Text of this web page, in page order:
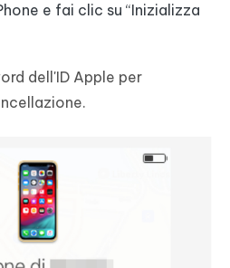
e fai clic su “Inizializza
dell'ID Apple per